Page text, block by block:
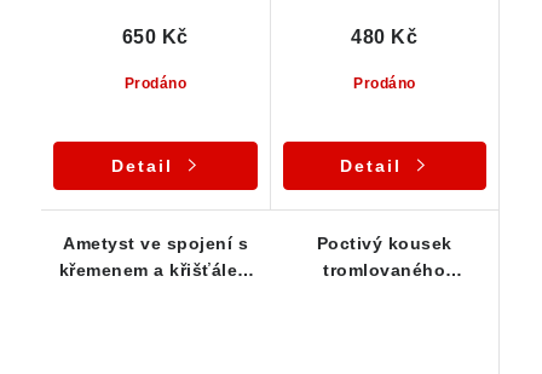
Prodáno
650 Kč
Detail
Prodáno
480 Kč
Detail
Ametyst ve spojení s
křemenem a křišťálem
Poctivý kousek
tromlovaného